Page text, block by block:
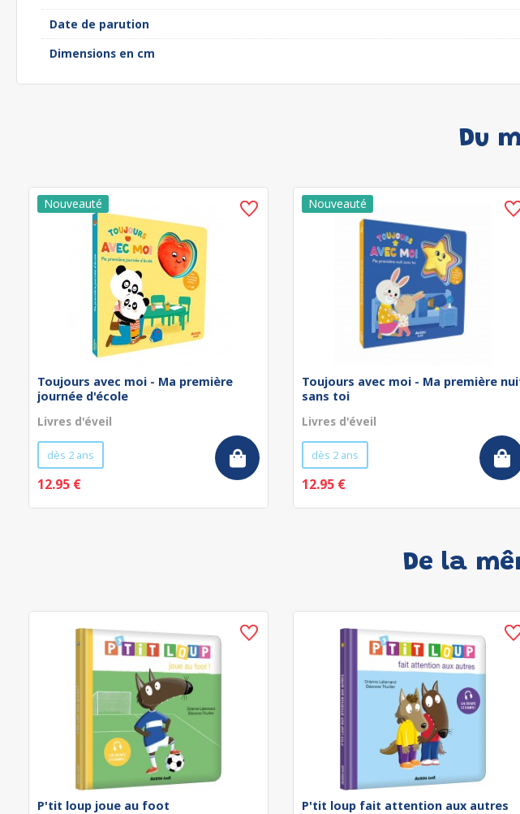
Date de parution
Dimensions en cm
Du
Toujours avec moi - Ma première
journée d'école
Livres d'éveil
dès 2 ans
12.95 €
Toujours avec moi - Ma première
sans toi
Livres d'éveil
dès 2 ans
12.95 €
De la
P'tit loup joue au foot P'tit loup fait attention aux autres